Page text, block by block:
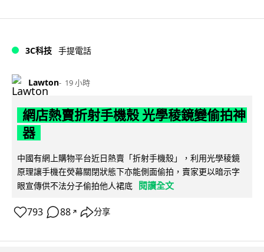
3C科技 手提電話
Lawton 19 小時
網店熱賣折射手機殼 光學稜鏡變偷拍神
器
中國有網上購物平台近日熱賣「折射手機殼」，利用光學稜鏡
原理讓手機在熒幕關閉狀態下亦能側面偷拍，賣家更以暗示字
眼宣傳供不法分子偷拍他人裙底 閱讀全文
793 88 ↗ 分享